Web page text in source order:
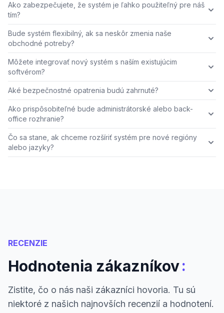
Ako zabezpečujete, že systém je ľahko použiteľný pre náš
tím?
Bude systém flexibilný, ak sa neskôr zmenia naše
obchodné potreby?
Môžete integrovať nový systém s naším existujúcim
softvérom?
Aké bezpečnostné opatrenia budú zahrnuté?
Ako prispôsobiteľné bude administrátorské alebo back-
office rozhranie?
Čo sa stane, ak chceme rozšíriť systém pre nové regióny
alebo jazyky?
RECENZIE
Hodnotenia zákazníkov:
Zistite, čo o nás naši zákazníci hovoria. Tu sú
niektoré z našich najnovších recenzií a hodnotení.